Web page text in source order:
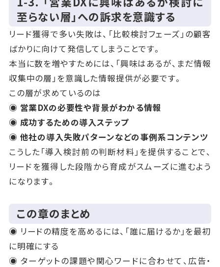
至らない層」への訴求を意識する
リード獲得で多い失敗は、「比較検討フェーズ」の顧客
ばかりに向けて発信してしまうことです。
本当に数を増やすためには、「興味はあるが、まだ情報
収集中の層」を意識した情報提供が必要です。
この層が求めているのは
◉ 営業DXの必要性や背景がわかる情報
◉ 成功するための導入ステップ
◉ 他社の導入失敗パターンなどの事例系コンテンツ
こうした「導入検討前の判断材料」を提供することで、
リードを獲得した段階から育成がスムーズに進むよう
になります。
この章のまとめ
◉ リードの精度を高めるには、「誰に届けるか」を最初
に明確にする
◉ ターゲットの課題や関心ワードに合わせて、広告・